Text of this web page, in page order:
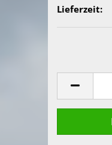
Lieferzeit: